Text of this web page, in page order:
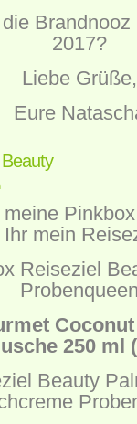
2017?
Liebe Grüße,
Eure
mein
250 ml